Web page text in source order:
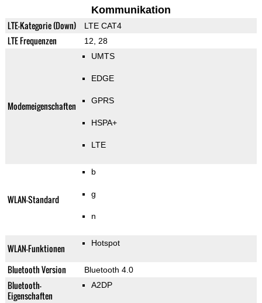
Kommunikation
LTE-Kategorie (Down) LTE CAT4
LTE Frequenzen 12, 28
Modemeigenschaften
UMTS
EDGE
GPRS
HSPA+
LTE
WLAN-Standard
b
g
n
WLAN-Funktionen Hotspot
Bluetooth Version Bluetooth 4.0
Bluetooth-
Eigenschaften
A2DP